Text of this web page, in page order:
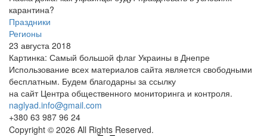
карантина?
Праздники
Регионы
23 августа 2018
Картинка: Самый большой флаг Украины в Днепре
Использование всех материалов сайта является свободными
бесплатным. Будем благодарны за ссылку
на сайт Центра общественного мониторинга и контроля.
naglyad.info@gmail.com
+380 63 987 96 24
Copyright © 2026 All Rights Reserved.